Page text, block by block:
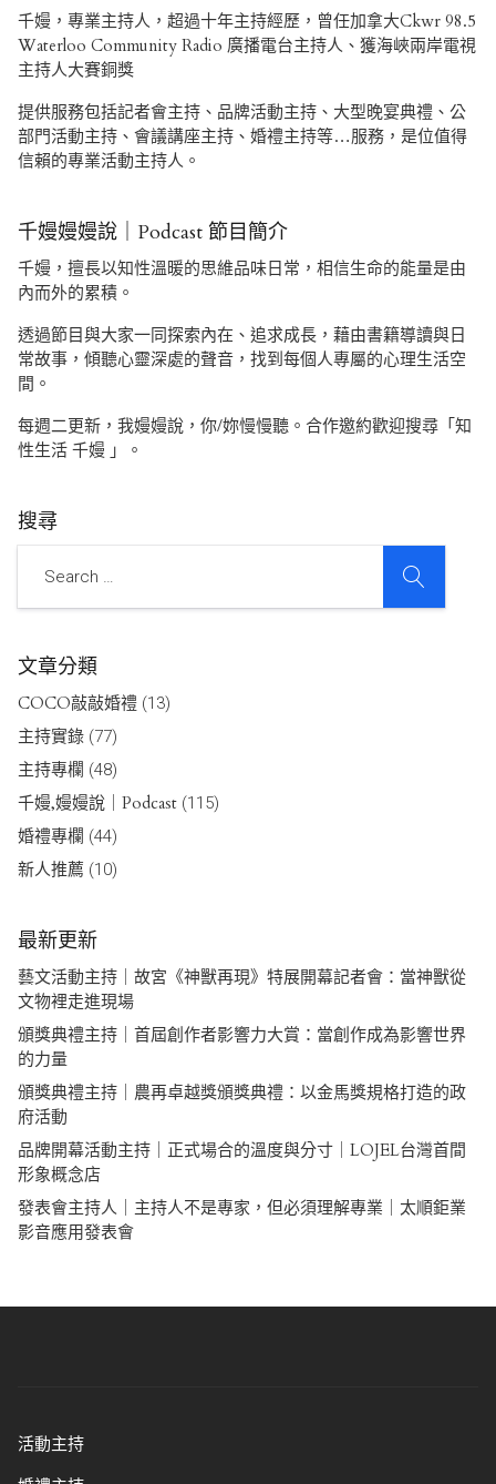
千嫚，專業主持人，超過十年主持經歷，曾任加拿大Ckwr 98.5
Waterloo Community Radio 廣播電台主持人、獲海峽兩岸電視
主持人大賽銅獎
提供服務包括記者會主持、品牌活動主持、大型晚宴典禮、公
部門活動主持、會議講座主持、婚禮主持等…服務，是位值得
信賴的專業活動主持人。
千嫚嫚嫚說｜Podcast 節目簡介
千嫚，擅長以知性溫暖的思維品味日常，相信生命的能量是由
內而外的累積。
透過節目與大家一同探索內在、追求成長，藉由書籍導讀與日
常故事，傾聽心靈深處的聲音，找到每個人專屬的心理生活空
間。
每週二更新，我嫚嫚說，你/妳慢慢聽。合作邀約歡迎搜尋「知
性生活 千嫚 」。
搜尋
文章分類
COCO敲敲婚禮 (13)
主持實錄 (77)
主持專欄 (48)
千嫚,嫚嫚說｜Podcast (115)
婚禮專欄 (44)
新人推薦 (10)
最新更新
藝文活動主持｜故宮《神獸再現》特展開幕記者會：當神獸從
文物裡走進現場
頒獎典禮主持｜首屆創作者影響力大賞：當創作成為影響世界
的力量
頒獎典禮主持｜農再卓越獎頒獎典禮：以金馬獎規格打造的政
府活動
品牌開幕活動主持｜正式場合的溫度與分寸｜LOJEL台灣首間
形象概念店
發表會主持人｜主持人不是專家，但必須理解專業｜太順鉅業
影音應用發表會
活動主持